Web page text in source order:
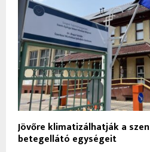
Jövőre klimatizálhatják a
betegellátó egységeit